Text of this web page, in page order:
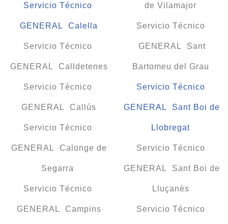
Servicio Técnico
GENERAL Calella
Servicio Técnico
GENERAL Calldetenes
Servicio Técnico
GENERAL Callús
Servicio Técnico
GENERAL Calonge de
Segarra
Servicio Técnico
GENERAL Campins
de Vilamajor
Servicio Técnico
GENERAL Sant
Bartomeu del Grau
Servicio Técnico
GENERAL Sant Boi de
Llobregat
Servicio Técnico
GENERAL Sant Boi de
Lluçanès
Servicio Técnico